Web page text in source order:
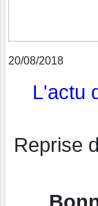
20/08/2018
L'actu
Reprise